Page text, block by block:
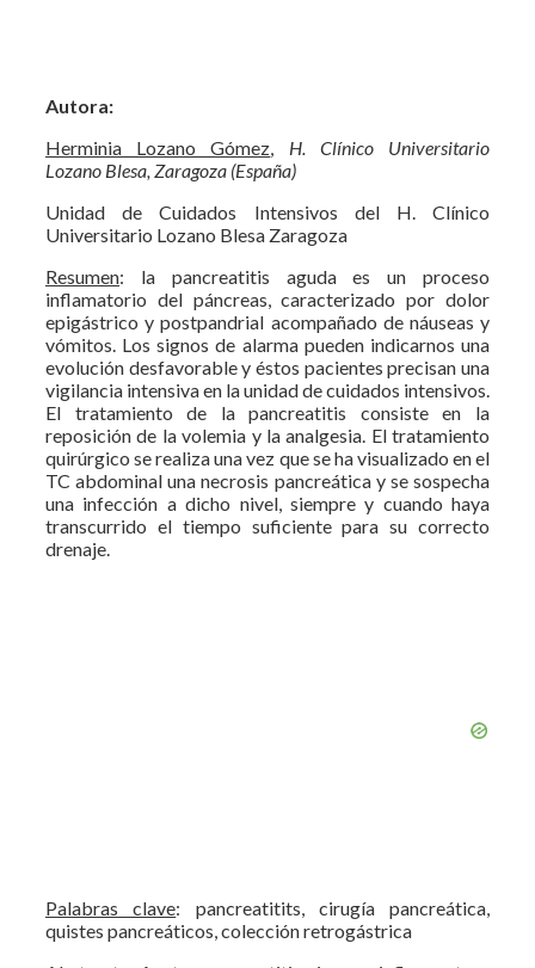
Autora:
Herminia Lozano Gómez
H. Clínico Universitario
Lozano Blesa, Zaragoza (España)
Unidad de Cuidados Intensivos del H. Clínico
Universitario Lozano Blesa Zaragoza
Resumen: la pancreatitis aguda es un proceso
inflamatorio del páncreas, caracterizado por dolor
epigástrico y postpandrial acompañado de náuseas y
vómitos. Los signos de alarma pueden indicarnos una
evolución desfavorable y éstos pacientes precisan una
vigilancia intensiva en la unidad de cuidados intensivos.
El tratamiento de la pancreatitis consiste en la
reposición de la volemia y la analgesia. El tratamiento
quirúrgico se realiza una vez que se ha visualizado en el
TC abdominal una necrosis pancreática y se sospecha
una infección a dicho nivel, siempre y cuando haya
transcurrido el tiempo suficiente para su correcto
drenaje.
Palabras clave: pancreatitits, cirugía pancreática,
quistes pancreáticos, colección retrogástrica